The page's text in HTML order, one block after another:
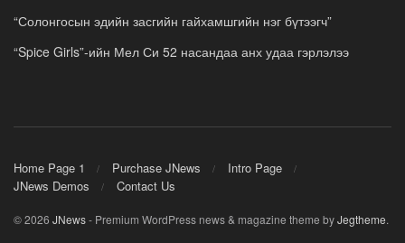
“Солонгосын эдийн засгийн гайхамшгийн нэг бүтээгч”
“Spice Girls”-ийн Мел Си 52 насандаа анх удаа гэрлэлээ
Home Page 1 Purchase JNews
Intro Page
JNews Demos
Contact Us
© 2026 JNews- Premium WordPress news & magazine theme byJegtheme.